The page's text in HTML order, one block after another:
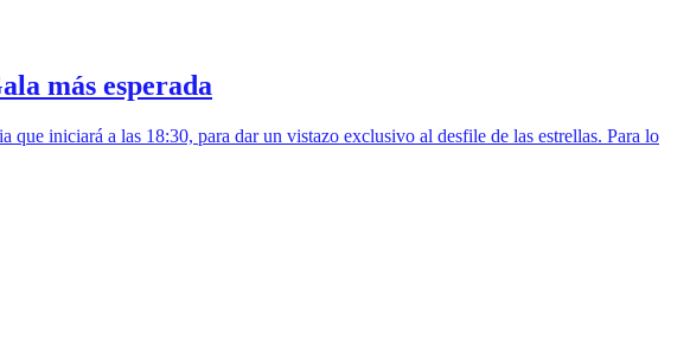
más esperada
iniciará a las 18:30, para dar un vistazo exclusivo al desfile de las estrellas. Para lo